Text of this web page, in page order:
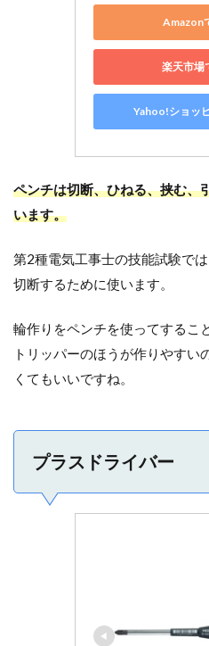
Amazon
楽天市場
Yahoo!ショッ
ペンチは切断、ひねる、挟む、
います。
第2種電気工事士の技能試験で
切断するために使います。
輪作りをペンチを使ってするこ
トリッパーのほうが作りやすい
くてもいいですね。
プラスドライバー